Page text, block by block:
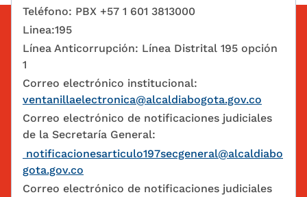
Teléfono: PBX +57 1 601 3813000
Linea:195
Línea Anticorrupción: Línea Distrital 195 opción
1
Correo electrónico institucional:
ventanillaelectronica@alcaldiabogota.gov.co
Correo electrónico de notificaciones judiciales
de la Secretaría General:
notificacionesarticulo197secgeneral@alcaldiabo
gota.gov.co
Correo electrónico de notificaciones judiciales